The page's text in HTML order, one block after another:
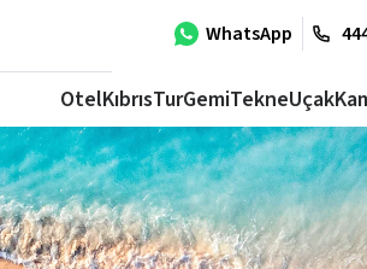
WhatsApp
OtelKıbrısTurGemiTekneUçak